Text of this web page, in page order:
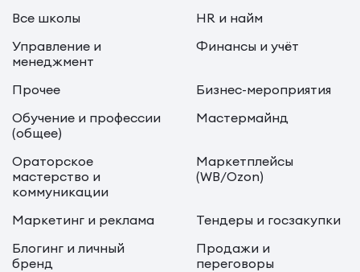
Все школы
HR и найм
Управление и
менеджмент
Финансы и учёт
Прочее
Бизнес-мероприятия
Обучение и профессии
(общее)
Мастермайнд
Ораторское
мастерство и
коммуникации
Маркетплейсы
(WB/Ozon)
Маркетинг и реклама
Тендеры и госзакупки
Блогинг и личный
бренд
Продажи и
переговоры